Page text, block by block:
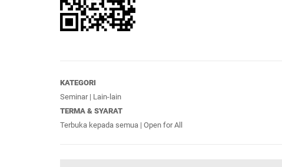
KATEGORI
Seminar | Lain-lain
TERMA & SYARAT
Terbuka kepada semua | Open for All